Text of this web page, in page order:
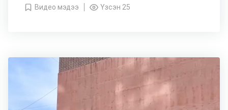
Видео мэдээ Үзсэн 25